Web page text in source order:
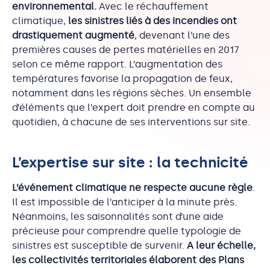
environnemental. Avec le réchauffement
climatique, les sinistres liés à des incendies ont
drastiquement augmenté, devenant l’une des
premières causes de pertes matérielles en 2017
selon ce même rapport. L’augmentation des
températures favorise la propagation de feux,
notamment dans les régions sèches. Un ensemble
d’éléments que l’expert doit prendre en compte au
quotidien, à chacune de ses interventions sur site.
L’expertise sur site : la technicité
L’événement climatique ne respecte aucune règle.
Il est impossible de l’anticiper à la minute près.
Néanmoins, les saisonnalités sont d’une aide
précieuse pour comprendre quelle typologie de
sinistres est susceptible de survenir. A leur échelle,
les collectivités territoriales élaborent des Plans